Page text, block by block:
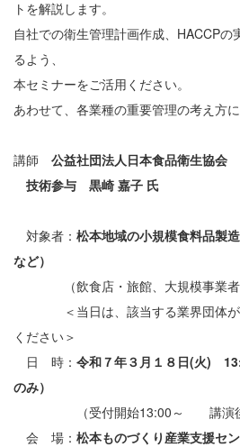
トを解説します。
自社での衛生管理計画作成、HACCPの
るよう、
本セミナーをご活用ください。
あわせて、各業種の重要管理の考え方
講師 公益社団法人日本食品衛生協会
技術参与 黒崎 嘉子 氏
対象者： 松本地域の小規模食料品製
など）
（飲食店・旅館、大規模事業者な
＜当日は、該当する業界団体が
ください＞
日 時： 令和７年３月１８日(火)
のみ）
（受付開始13:00～ 講演後名
会 場： 松本ものづくり産業支援セ